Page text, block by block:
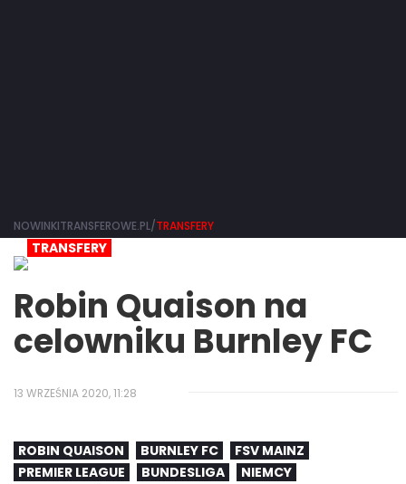
NOWINKITRANSFEROWE.PL/TRANSFERY
TRANSFERY
Robin Quaison na
celowniku Burnley FC
13 WRZEŚNIA 2020, 11:28
ROBIN QUAISON BURNLEY FC
FSV MAINZ
PREMIER LEAGUE
BUNDESLIGA
NIEMCY